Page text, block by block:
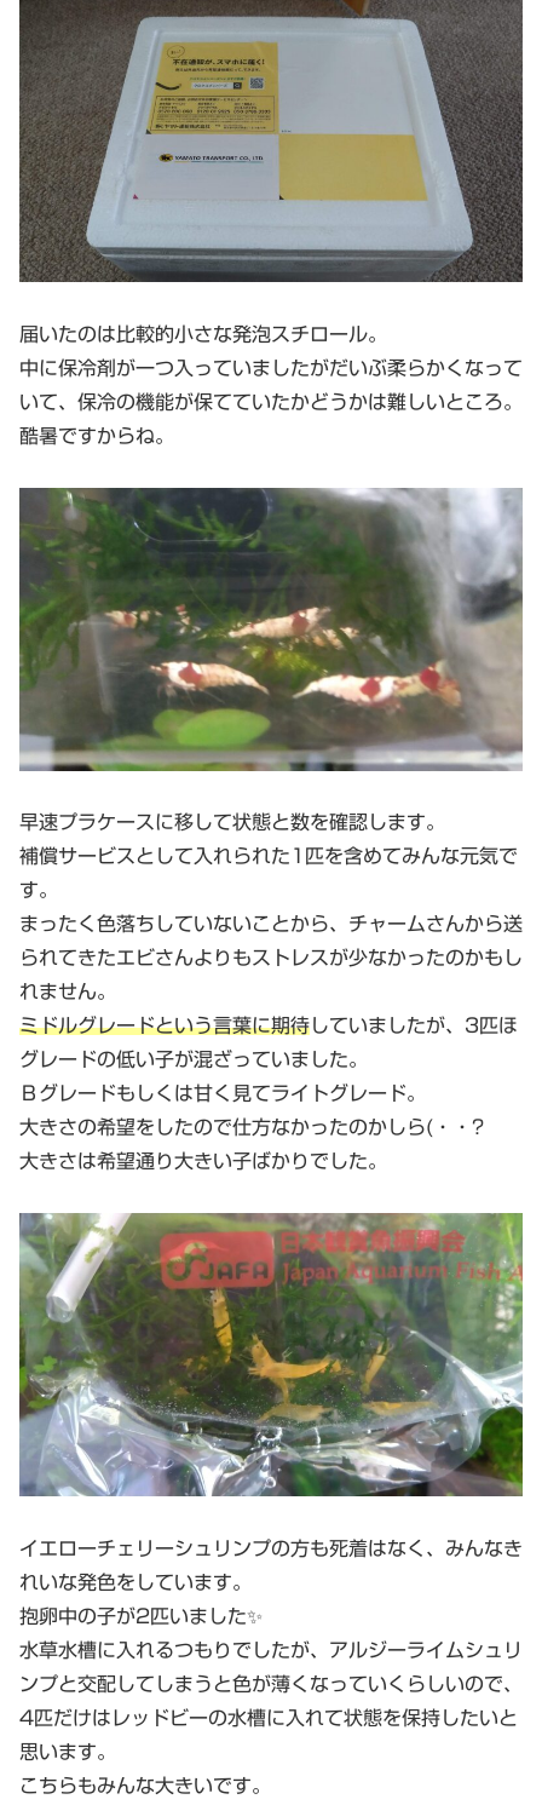
届いたのは比較的小さな発泡スチロール。
中に保冷剤が一つ入っていましたがだいぶ柔らかくなって
いて、保冷の機能が保てていたかどうかは難しいところ。
酷暑ですからね。
早速プラケースに移して状態と数を確認します。
補償サービスとして入れられた1匹を含めてみんな元気で
す。
まったく色落ちしていないことから、チャームさんから送
られてきたエビさんよりもストレスが少なかったのかもし
れません。
ミドルグレードという言葉に期待していましたが、3匹ほ
グレードの低い子が混ざっていました。
Ｂグレードもしくは甘く見てライトグレード。
大きさの希望をしたので仕方なかったのかしら(・・?
大きさは希望通り大きい子ばかりでした。
イエローチェリーシュリンプの方も死着はなく、みんなき
れいな発色をしています。
抱卵中の子が2匹いました✨
水草水槽に入れるつもりでしたが、アルジーライムシュリ
ンプと交配してしまうと色が薄くなっていくらしいので、
4匹だけはレッドビーの水槽に入れて状態を保持したいと
思います。
こちらもみんな大きいです。